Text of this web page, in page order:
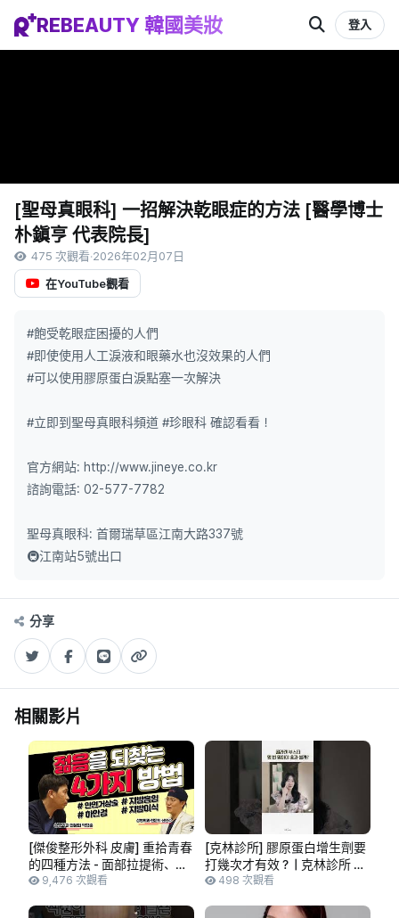
REBEAUTY 韓國美妝 登入
[聖母真眼科] 一招解決乾眼症的方法 [醫學博士
朴鎭亨 代表院長]
475 次觀看·2026年02月07日
在YouTube觀看
#飽受乾眼症困擾的人們
#即使使用人工淚液和眼藥水也沒效果的人們
#可以使用膠原蛋白淚點塞一次解決
#立即到聖母真眼科頻道 #珍眼科 確認看看！
官方網站: http://www.jineye.co.kr​​
諮詢電話: 02-577-7782
聖母真眼科: 首爾瑞草區江南大路337號
🚇江南站5號出口
分享
相關影片
[傑俊整形外科 皮膚] 重拾青春
的四種方法 - 面部拉提術、抽
脂手術、眼袋手術、脂肪移植
9,476 次觀看
[克林診所] 膠原蛋白增生劑要
打幾次才有效？ | 克林診所 金
賢玉 院長
498 次觀看